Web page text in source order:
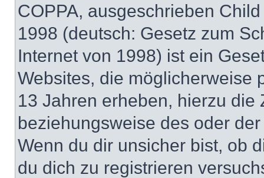
COPPA, ausgeschrieben
1998 (deutsch: Gesetz zum
Internet von 1998) ist ein
Websites, die möglicherweise
13 Jahren erheben, hierzu die
beziehungsweise des oder
Wenn du dir unsicher bist, ob
du dich zu registrieren